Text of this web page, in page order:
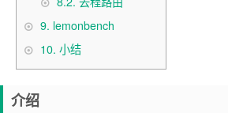
9. lemonbench
10. 小结
介绍